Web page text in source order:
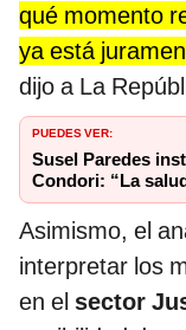
qué momento
ya está
dijo a La
PUEDES VER:
Susel Paredes
Condori: “La
Asimismo, el
interpretar los
en el sector